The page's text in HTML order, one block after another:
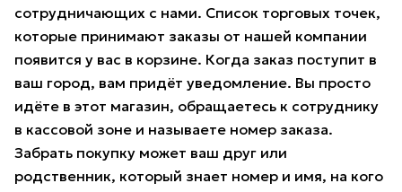
сотрудничающих с нами. Список торговых точек,
которые принимают заказы от нашей компании
появится у вас в корзине. Когда заказ поступит в
ваш город, вам придёт уведомление. Вы просто
идёте в этот магазин, обращаетесь к сотруднику
в кассовой зоне и называете номер заказа.
Забрать покупку может ваш друг или
родственник, который знает номер и имя, на кого